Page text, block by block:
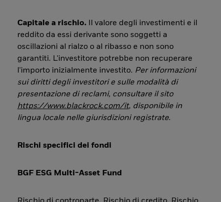
Capitale a rischio. Il valore degli investimenti e il
reddito da essi derivante sono soggetti a
oscillazioni al rialzo o al ribasso e non sono
garantiti. L'investitore potrebbe non recuperare
l'importo inizialmente investito. Per informazioni
sui diritti degli investitori e sulle modalità di
presentazione di reclami, consultare il sito
https://www.blackrock.com/it, disponibile in
lingua locale nelle giurisdizioni registrate.
Rischi specifici dei fondi
BGF ESG Multi-Asset Fund